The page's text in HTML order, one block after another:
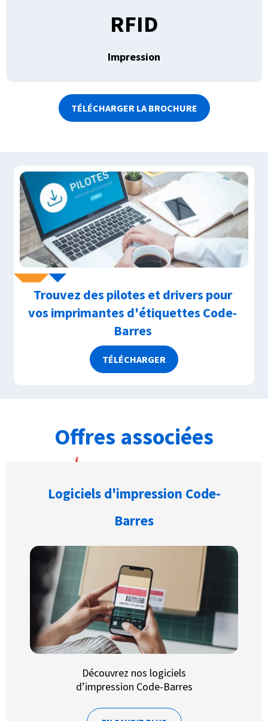
RFID
Impression
TÉLÉCHARGER LA BROCHURE
Trouvez des pilotes et drivers pour
vos imprimantes d'étiquettes Code-
Barres
TÉLÉCHARGER
Offres associées
Logiciels d'impression Code-
Barres
Découvrez nos logiciels
d’impression Code-Barres